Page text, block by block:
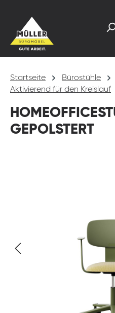
Startseite Bürostühle
Aktivierend für den Kreislauf
GEPOLSTERT